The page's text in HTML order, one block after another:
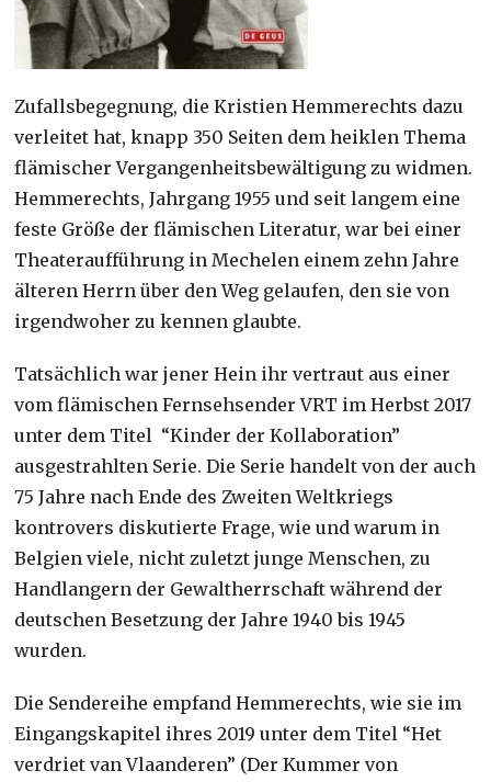
Zufallsbegegnung, die Kristien Hemmerechts dazu
verleitet hat, knapp 350 Seiten dem heiklen Thema
flämischer Vergangenheitsbewältigung zu widmen.
Hemmerechts, Jahrgang 1955 und seit langem eine
feste Größe der flämischen Literatur, war bei einer
Theateraufführung in Mechelen einem zehn Jahre
älteren Herrn über den Weg gelaufen, den sie von
irgendwoher zu kennen glaubte.
Tatsächlich war jener Hein ihr vertraut aus einer
vom flämischen Fernsehsender VRT im Herbst 2017
unter dem Titel “Kinder der Kollaboration”
ausgestrahlten Serie. Die Serie handelt von der auch
75 Jahre nach Ende des Zweiten Weltkriegs
kontrovers diskutierte Frage, wie und warum in
Belgien viele, nicht zuletzt junge Menschen, zu
Handlangern der Gewaltherrschaft während der
deutschen Besetzung der Jahre 1940 bis 1945
wurden.
Die Sendereihe empfand Hemmerechts, wie sie im
Eingangskapitel ihres 2019 unter dem Titel “Het
verdriet van Vlaanderen” (Der Kummer von